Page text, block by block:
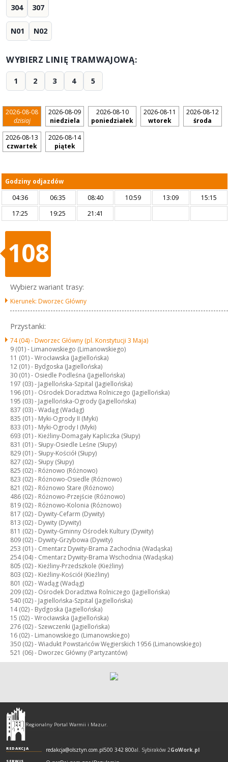
304 307
N01 N02
WYBIERZ LINIĘ TRAMWAJOWĄ:
1 2 3 4 5
2026-08-08
dzisiaj
2026-08-09
niedziela
2026-08-10
poniedziałek
2026-08-11
wtorek
2026-08-12
środa
2026-08-13
czwartek
2026-08-14
piątek
Godziny odjazdów
04:36
06:35 08:40 10:59 13:09
15:15
17:25
19:25 21:41
108
Wybierz wariant trasy:
Kierunek: Dworzec Główny
Przystanki:
74 (04) -Dworzec Główny (pl. Konstytucji 3 Maja)
9 (01) - Limanowskiego (Limanowskiego)
11 (01) -Wrocławska (Jagiellońska)
12 (01) - Bydgoska (Jagiellońska)
30 (01) - Osiedle Podleśna (Jagiellońska)
197 (03) - Jagiellońska-Szpital (Jagiellońska)
196 (01) - Ośrodek Doradztwa Rolniczego (Jagiellońska)
195 (03) - Jagiellońska-Ogrody (Jagiellońska)
837 (03) -Wadąg (Wadąg)
835 (01) - Myki-Ogrody II (Myki)
833 (01) - Myki-Ogrody I (Myki)
693 (01) - Kieźliny-Domagały Kapliczka (Słupy)
831 (01) - Słupy-Osiedle Leśne (Słupy)
829 (01) - Słupy-Kościół (Słupy)
827 (02) - Słupy (Słupy)
825 (02) - Różnowo (Różnowo)
823 (02) - Różnowo-Osiedle (Różnowo)
821 (02) - Różnowo Stare (Różnowo)
486 (02) - Różnowo-Przejście (Różnowo)
819 (02) - Różnowo-Kolonia (Różnowo)
817 (02) - Dywity-Cefarm (Dywity)
813 (02) - Dywity (Dywity)
811 (02) - Dywity-Gminny Ośrodek Kultury (Dywity)
809 (02) - Dywity-Grzybowa (Dywity)
253 (01) - Cmentarz Dywity-Brama Zachodnia (Wadąska)
254 (04) - Cmentarz Dywity-Brama Wschodnia (Wadąska)
805 (02) - Kieźliny-Przedszkole (Kieźliny)
803 (02) - Kieźliny-Kościół (Kieźliny)
801 (02) -Wadąg (Wadąg)
209 (02) - Ośrodek Doradztwa Rolniczego (Jagiellońska)
540 (02) - Jagiellońska-Szpital (Jagiellońska)
14 (02) - Bydgoska (Jagiellońska)
15 (02) -Wrocławska (Jagiellońska)
276 (02) - Szewczenki (Jagiellońska)
16 (02) - Limanowskiego (Limanowskiego)
350 (02) -Wiadukt Powstańców Węgierskich 1956 (Limanowskiego)
521 (06) - Dworzec Główny (Partyzantów)
Olsztyn
-
regionalny
portal
Regionalny Portal Warmii i Mazur.
REDAKCJA redakcja@olsztyn.com.pl500 342 800al. Sybiraków 2GoWork.pl